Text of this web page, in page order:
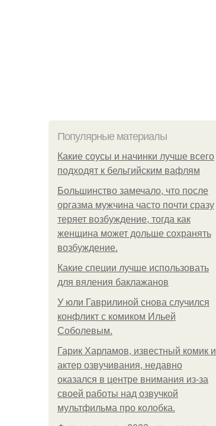
Популярные материалы
Какие соусы и начинки лучше всего
подходят к бельгийским вафлям
Большинство замечало, что после
оргазма мужчина часто почти сразу
теряет возбуждение, тогда как
женщина может дольше сохранять
возбуждение.
Какие специи лучше использовать
для вяления баклажанов
У юли Гаврилиной снова случился
конфликт с комиком Ильей
Соболевым.
Гарик Харламов, известный комик и
актер озвучивания, недавно
оказался в центре внимания из-за
своей работы над озвучкой
мультфильма про колобка.